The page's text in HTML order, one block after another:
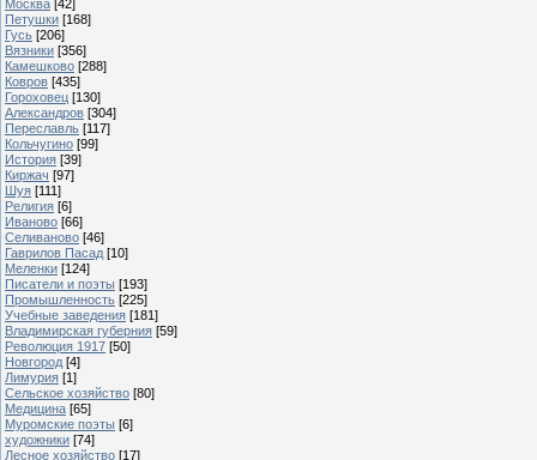
Москва [42]
Петушки [168]
Гусь [206]
Вязники [356]
Камешково [288]
Ковров [435]
Гороховец [130]
Александров [304]
Переславль [117]
Кольчугино [99]
История [39]
Киржач [97]
Шуя [111]
Религия [6]
Иваново [66]
Селиваново [46]
Гаврилов Пасад [10]
Меленки [124]
Писатели и поэты [193]
Промышленность [225]
Учебные заведения [181]
Владимирская губерния [59]
Революция 1917 [50]
Новгород [4]
Лимурия [1]
Сельское хозяйство [80]
Медицина [65]
Муромские поэты [6]
художники [74]
Лесное хозяйство [17]